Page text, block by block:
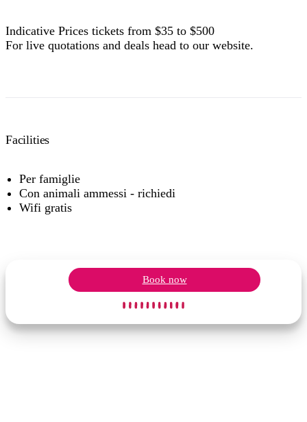
Indicative Prices tickets from $35 to $500
For live quotations and deals head to our website.
Facilities
Per famiglie
Con animali ammessi - richiedi
Wifi gratis
Book now